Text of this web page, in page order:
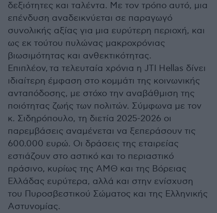
δεξιότητες και ταλέντα. Με τον τρόπο αυτό, μια
επένδυση αναδεικνύεται σε παραγωγό
συνολικής αξίας για μια ευρύτερη περιοχή, και
ως εκ τούτου πυλώνας μακροχρόνιας
βιωσιμότητας και ανθεκτικότητας.
Επιπλέον, τα τελευταία χρόνια η JTI Hellas δίνει
ιδιαίτερη έμφαση στο κομμάτι της κοινωνικής
ανταπόδοσης, με στόχο την αναβάθμιση της
ποιότητας ζωής των πολιτών. Σύμφωνα με τον
κ. Σιδηρόπουλο, τη διετία 2025-2026 οι
παρεμβάσεις αναμένεται να ξεπεράσουν τις
600.000 ευρώ. Οι δράσεις της εταιρείας
εστιάζουν στο αστικό και το περιαστικό
πράσινο, κυρίως της ΑΜΘ και της Βόρειας
Ελλάδας ευρύτερα, αλλά και στην ενίσχυση
του Πυροσβεστικού Σώματος και της Ελληνικής
Αστυνομίας.